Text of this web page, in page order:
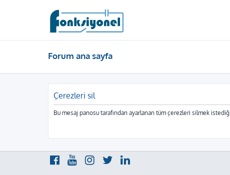
Forum ana sayfa
Çerezleri sil
Bu mesaj panosu tarafından ayarlanan tüm çerezleri silmek